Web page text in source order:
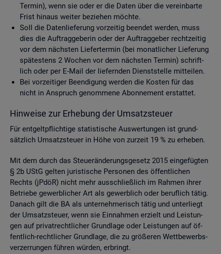
Ter­min), wenn sie oder er die Daten über die ver­ein­bar­te
Frist hin­aus wei­ter be­zie­hen möch­te.
Soll die Da­ten­lie­fe­rung vor­zei­tig be­en­det wer­den, muss
dies die Auf­trag­ge­be­rin oder der Auf­trag­ge­ber recht­zei­tig
vor dem nächs­ten Lie­fer­ter­min (bei mo­nat­li­cher Lie­fe­rung
spä­tes­tens 2 Wo­chen vor dem nächs­ten Ter­min) schrift­
lich oder per E-Mail der lie­fern­den Dienst­stel­le mit­tei­len.
Bei vor­zei­ti­ger Be­en­di­gung wer­den die Kos­ten für das
nicht in An­spruch ge­nom­me­ne Abon­ne­ment er­stat­tet.
Hin­wei­se zur Er­he­bung der Um­satz­steu­er
Für ent­gelt­pflich­ti­ge sta­tis­ti­sche Aus­wer­tun­gen ist grund­
sätz­lich Um­satz­steu­er in Höhe von zur­zeit 19 % zu er­he­ben.
Mit dem durch das Steu­er­än­de­rungs­ge­setz 2015 ein­ge­füg­ten
§ 2b UStG gel­ten ju­ris­ti­sche Per­so­nen des öf­fent­li­chen
Rechts (jPdöR) nicht mehr aus­schlie­ß­lich im Rah­men ihrer
Be­trie­be ge­werb­li­cher Art als ge­werb­lich oder be­ruf­lich tätig.
Da­nach gilt die BA als un­ter­neh­me­risch tätig und un­ter­liegt
der Um­satz­steu­er, wenn sie Ein­nah­men er­zielt und Leis­tun­
gen auf pri­vat­recht­li­cher Grund­la­ge oder Leis­tun­gen auf öf­
fent­lich-recht­li­cher Grund­la­ge, die zu grö­ße­ren Wett­be­werbs­
ver­zer­run­gen füh­ren wür­den, er­bringt.